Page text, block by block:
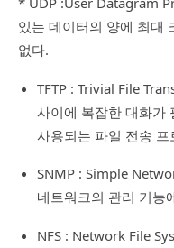
있는 데이터의 양에 최대
없다.
TFTP : Trivial File
사이에 복잡한 대화가
사용되는 파일 전송 프
SNMP : Simple
네트워크의 관리 기능
NFS : Network File